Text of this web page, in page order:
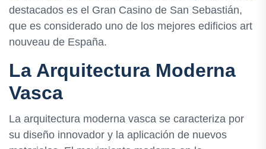
destacados es el Gran Casino de San Sebastián,
que es considerado uno de los mejores edificios art
nouveau de España.
La Arquitectura Moderna
Vasca
La arquitectura moderna vasca se caracteriza por
su diseño innovador y la aplicación de nuevos